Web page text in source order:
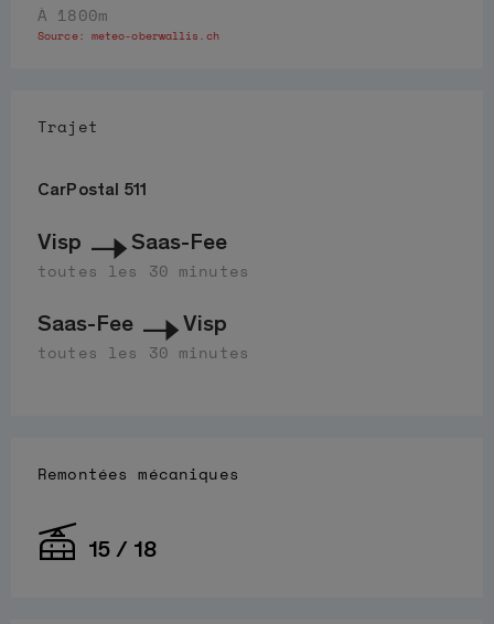
À 1800m
Source: meteo-oberwallis.ch
Trajet
CarPostal 511
Visp Saas-Fee
toutes les 30 minutes
Saas-Fee Visp
toutes les 30 minutes
Remontées mécaniques
15 / 18